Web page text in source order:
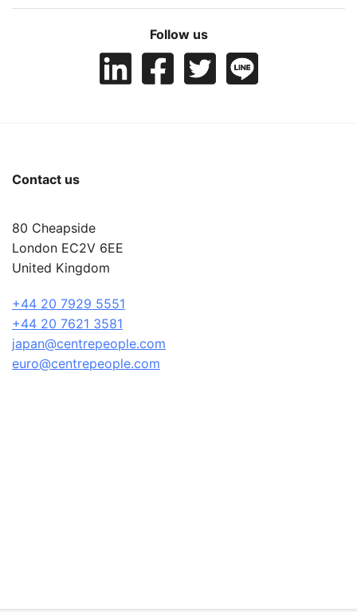
Follow us
Contact us
80 Cheapside
London EC2V 6EE
United Kingdom
+44 20 7929 5551
+44 20 7621 3581
japan@centrepeople.com
euro@centrepeople.com